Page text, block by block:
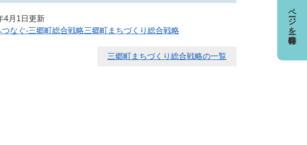
4月1日更新
つなぐ-三郷町総合戦略三郷町まちづくり総合戦略
三郷町まちづくり総合戦略の一覧
ページを一時保存